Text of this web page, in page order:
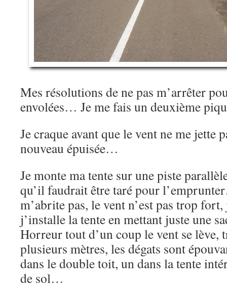
Mes résolutions de ne pas m’arrêter
envolées… Je me fais un deuxième
Je craque avant que le vent ne me jette
nouveau épuisée…
Je monte ma tente sur une piste
qu’il faudrait être taré pour
m’abrite pas, le vent n’est pas trop
j’installe la tente en mettant juste une
Horreur tout d’un coup le vent se lève,
plusieurs mètres, les dégats sont
dans le double toit, un dans la tente
de sol…